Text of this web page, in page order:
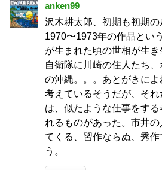
anken99
沢木耕太郎、初期も初期の
1970〜1973年の作品とい
が生まれた頃の世相が生き
自衛隊に川崎の住人たち
の沖縄。。。あとがきに
考えているそうだが、そ
は、似たような仕事をす
れるものがあった。市井
てくる、習作ならぬ、秀
う。